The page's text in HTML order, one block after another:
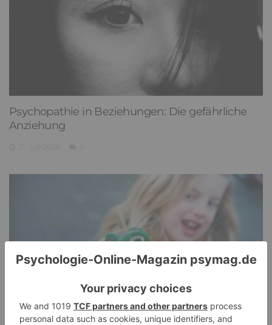
Psychopathie in Beziehungen: Die gefährliche
Anziehung